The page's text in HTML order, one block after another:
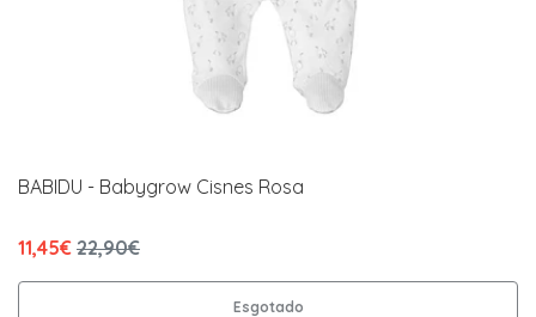
BABIDU - Babygrow Cisnes Rosa
11,45€ 22,90€
Esgotado